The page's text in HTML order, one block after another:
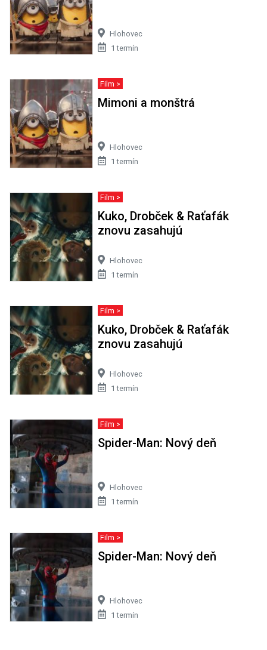
Hlohovec
1 termín
Film >
Mimoni a monštrá
Hlohovec
1 termín
Film >
Kuko, Drobček & Raťafák
znovu zasahujú
Hlohovec
1 termín
Film >
Kuko, Drobček & Raťafák
znovu zasahujú
Hlohovec
1 termín
Film >
Spider-Man: Nový deň
Hlohovec
1 termín
Film >
Spider-Man: Nový deň
Hlohovec
1 termín